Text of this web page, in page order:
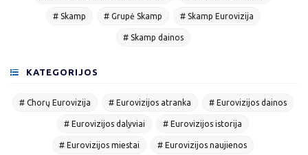
# Skamp # Grupė Skamp # Skamp Eurovizija
# Skamp dainos
KATEGORIJOS
# Chorų Eurovizija # Eurovizijos atranka # Eurovizijos dainos
# Eurovizijos dalyviai # Eurovizijos istorija
# Eurovizijos miestai # Eurovizijos naujienos